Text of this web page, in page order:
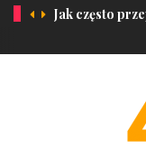
Jak często